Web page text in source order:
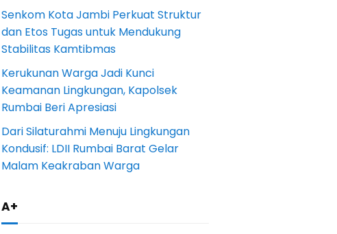
Senkom Kota Jambi Perkuat Struktur
dan Etos Tugas untuk Mendukung
Stabilitas Kamtibmas
Kerukunan Warga Jadi Kunci
Keamanan Lingkungan, Kapolsek
Rumbai Beri Apresiasi
Dari Silaturahmi Menuju Lingkungan
Kondusif: LDII Rumbai Barat Gelar
Malam Keakraban Warga
A+